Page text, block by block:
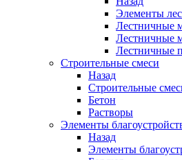
Элементы
Лестничные
Лестничные
Строительные смеси
Назад
Строительные
Бетон
Растворы
Элементы
Назад
Элементы